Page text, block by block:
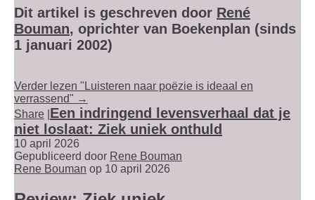
Dit artikel is geschreven door René
Bouman, oprichter van Boekenplan (sinds
1 januari 2002)
Verder lezen "Luisteren naar poëzie is ideaal en
verrassend" →
Share Een indringend levensverhaal dat je
niet loslaat: Ziek uniek onthuld
10 april 2026
Gepubliceerd door Rene Bouman
Rene Bouman op 10 april 2026